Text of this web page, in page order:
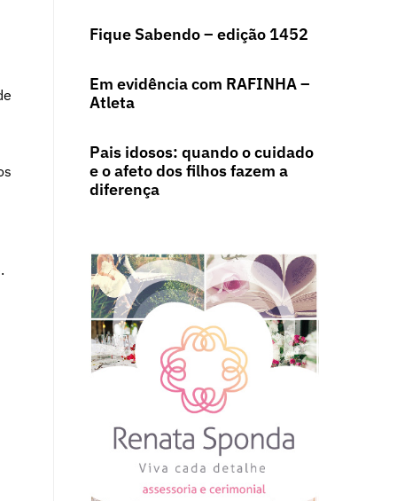
Fique Sabendo – edição 1452
Em evidência com RAFINHA –
Atleta
Pais idosos: quando o cuidado
e o afeto dos filhos fazem a
diferença